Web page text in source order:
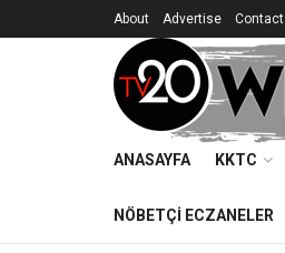
About Advertise Contact
ANASAYFA KKTC
NÖBETÇI ECZANELER